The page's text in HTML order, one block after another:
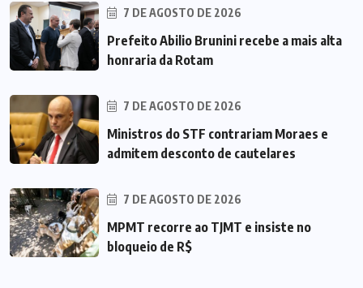
7 DE AGOSTO DE 2026
Prefeito Abilio Brunini recebe a mais alta
honraria da Rotam
7 DE AGOSTO DE 2026
Ministros do STF contrariam Moraes e
admitem desconto de cautelares
7 DE AGOSTO DE 2026
MPMT recorre ao TJMT e insiste no
bloqueio de R$